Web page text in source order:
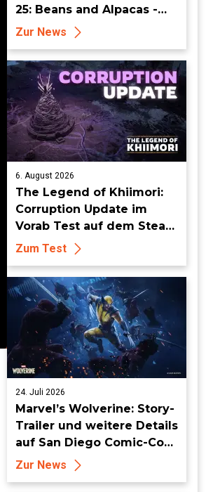
25: Beans and Alpacas -
Mehr auf FarmCon
Zur News
6. August 2026
The Legend of Khiimori:
Corruption Update im
Vorab Test auf dem Steam
Deck - Die Idylle bekommt
dunkle Risse
Zum Test
24. Juli 2026
Marvel’s Wolverine: Story-
Trailer und weitere Details
auf San Diego Comic-Con
enthüllt
Zur News